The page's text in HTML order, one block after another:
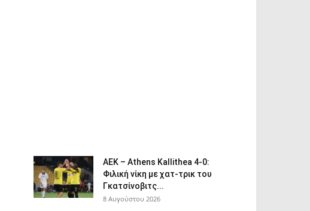
ΑΕΚ – Athens Kallithea 4-0:
Φιλική νίκη με χατ-τρικ του
Γκατσίνοβιτς...
8 Αυγούστου 2026